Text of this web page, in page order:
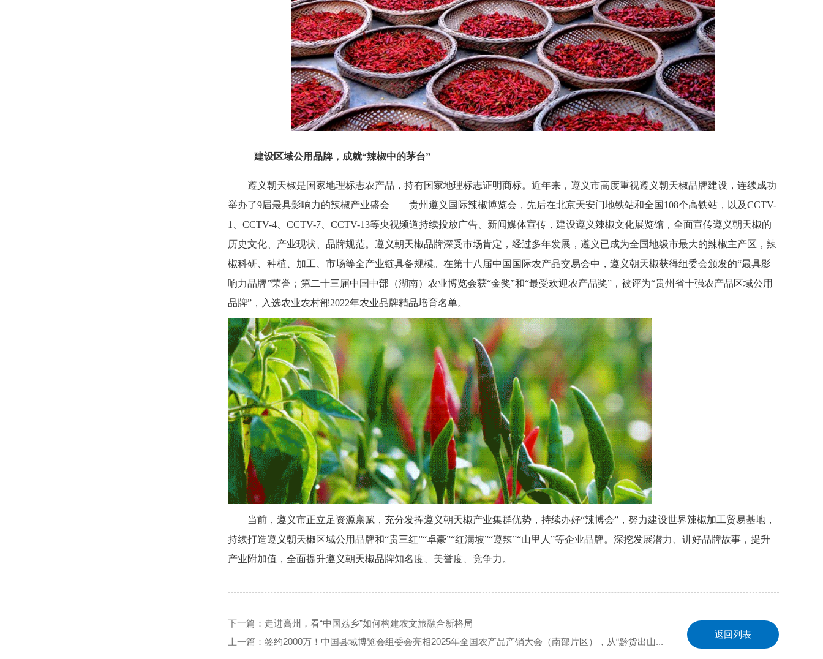
建设区域公用品牌，成就“辣椒中的茅台”
遵义朝天椒是国家地理标志农产品，持有国家地理标志证明商标。近年来，遵义市高度重视遵义朝天椒品牌建设，连续成功
举办了9届最具影响力的辣椒产业盛会——贵州遵义国际辣椒博览会，先后在北京天安门地铁站和全国108个高铁站，以及CCTV-
1、CCTV-4、CCTV-7、CCTV-13等央视频道持续投放广告、新闻媒体宣传，建设遵义辣椒文化展览馆，全面宣传遵义朝天椒的
历史文化、产业现状、品牌规范。遵义朝天椒品牌深受市场肯定，经过多年发展，遵义已成为全国地级市最大的辣椒主产区，辣
椒科研、种植、加工、市场等全产业链具备规模。在第十八届中国国际农产品交易会中，遵义朝天椒获得组委会颁发的“最具影
响力品牌”荣誉；第二十三届中国中部（湖南）农业博览会获“金奖”和“最受欢迎农产品奖”，被评为“贵州省十强农产品区域公用
品牌”，入选农业农村部2022年农业品牌精品培育名单。
当前，遵义市正立足资源禀赋，充分发挥遵义朝天椒产业集群优势，持续办好“辣博会”，努力建设世界辣椒加工贸易基地，
持续打造遵义朝天椒区域公用品牌和“贵三红”“卓豪”“红满坡”“遵辣”“山里人”等企业品牌。深挖发展潜力、讲好品牌故事，提升
产业附加值，全面提升遵义朝天椒品牌知名度、美誉度、竞争力。
返回列表
下一篇：走进高州，看“中国荔乡”如何构建农文旅融合新格局
上一篇：签约2000万！中国县域博览会组委会亮相2025年全国农产品产销大会（南部片区），从“黔货出山...